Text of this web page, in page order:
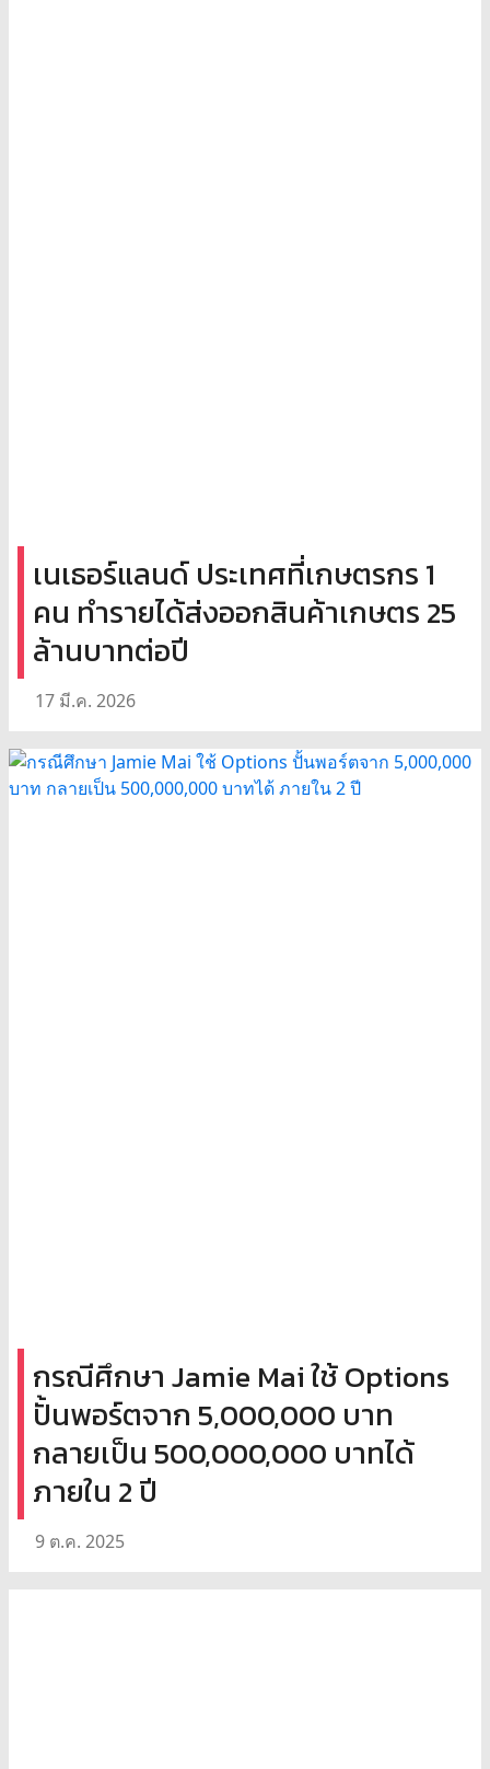
เนเธอร์แลนด์ ประเทศที่เกษตรกร 1
คน ทำรายได้ส่งออกสินค้าเกษตร 25
ล้านบาทต่อปี
17 มี.ค. 2026
กรณีศึกษา Jamie Mai ใช้ Options
ปั้นพอร์ตจาก 5,000,000 บาท
กลายเป็น 500,000,000 บาทได้
ภายใน 2 ปี
9 ต.ค. 2025